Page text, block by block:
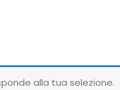
alla tua selezione.